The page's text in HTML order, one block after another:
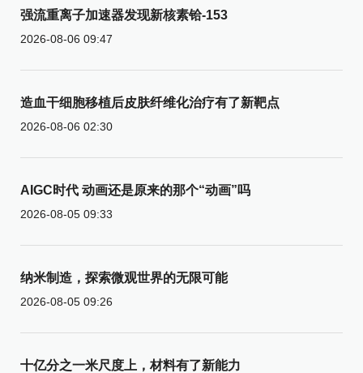
强流重离子加速器发现新核素铪-153
2026-08-06 09:47
造血干细胞移植后皮肤纤维化治疗有了新靶点
2026-08-06 02:30
AIGC时代 动画还是原来的那个“动画”吗
2026-08-05 09:33
纳米制造，探索微观世界的无限可能
2026-08-05 09:26
十亿分之一米尺度上，材料有了新能力